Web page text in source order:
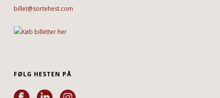
billet@sortehest.com
FØLG HESTEN PÅ